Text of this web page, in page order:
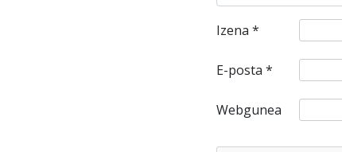
Izena *
E-posta *
Webgunea